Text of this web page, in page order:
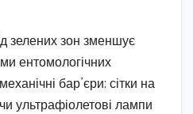
зелених зон зменшує
ентомологічних
бар’єри: сітки на
ультрафіолетові лампи